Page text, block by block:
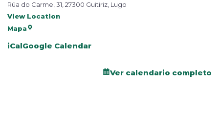
Rúa do Carme, 31, 27300 Guitiriz, Lugo
View Location
Mapa
iCalGoogle Calendar
Ver calendario completo